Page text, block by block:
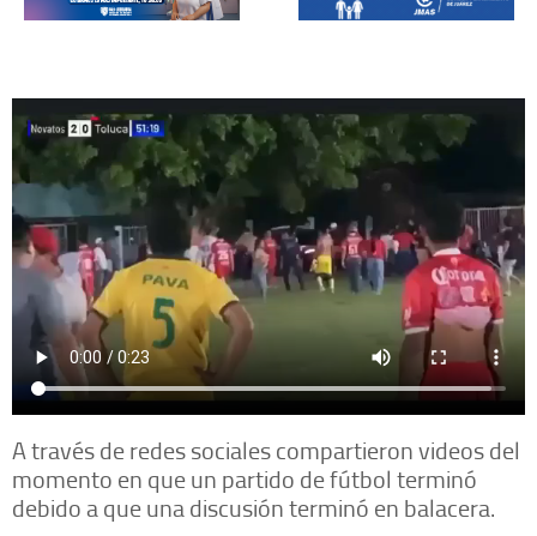
A través de redes sociales compartieron videos del
momento en que un partido de fútbol terminó
debido a que una discusión terminó en balacera.